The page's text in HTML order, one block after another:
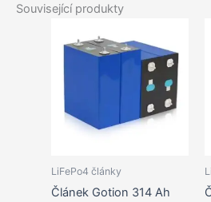
Související produkty
LiFePo4 články
Článek Gotion 314 Ah